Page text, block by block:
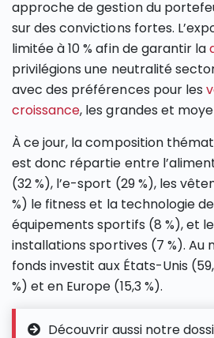
approche de gestion du
sur des convictions fortes.
limitée à 10 % afin de garantir la
privilégions une neutralité
avec des préférences pour les
croissance, les grandes et
À ce jour, la composition
est donc répartie entre
(32 %), l’e-sport (29 %), les
%) le fitness et la technologie
équipements sportifs (8 %), et
installations sportives (7 %). Au
fonds investit aux États-Unis
%) et en Europe (15,3 %).
Découvrir aussi notre